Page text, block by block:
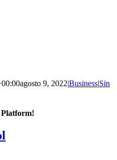
agosto 9, 2022|Business|Sin
Platform!